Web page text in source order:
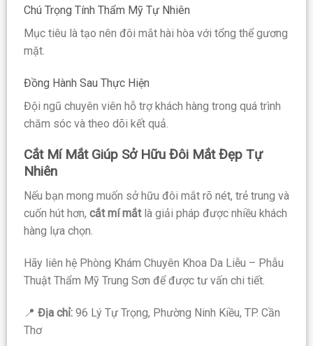
Chú Trọng Tính Thẩm Mỹ Tự Nhiên
Mục tiêu là tạo nên đôi mắt hài hòa với tổng thể gương
mặt.
Đồng Hành Sau Thực Hiện
Đội ngũ chuyên viên hỗ trợ khách hàng trong quá trình
chăm sóc và theo dõi kết quả.
Cắt Mí Mắt Giúp Sở Hữu Đôi Mắt Đẹp Tự
Nhiên
Nếu bạn mong muốn sở hữu đôi mắt rõ nét, trẻ trung và
cuốn hút hơn, cắt mí mắtlà giải pháp được nhiều khách
hàng lựa chọn.
Hãy liên hệ Phòng Khám Chuyên Khoa Da Liễu – Phẫu
Thuật Thẩm Mỹ Trung Sơn để được tư vấn chi tiết.
📍 Địa chỉ: 96 Lý Tự Trọng, Phường Ninh Kiều, TP. Cần
Thơ